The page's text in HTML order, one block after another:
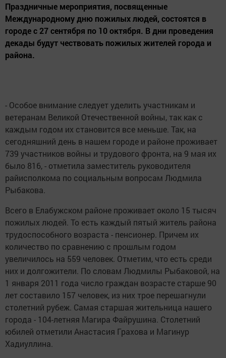
Праздничные мероприятия, посвященные
Международному дню пожилых людей, состоятся в
городе с 27 сентября по 10 октября. В дни проведения
декады будут чествовать пожилых жителей города и
района.
- Особое внимание следует уделить участникам и
ветеранам Великой Отечественной войны, так как с
каждым годом их становится все меньше. Так, на
сегодняшний день в нашем городе и районе проживает
739 участников войны и трудового фронта, на 9 мая их
было 816, - отметила заместитель руководителя
райисполкома по социальным вопросам Людмила
Рыбакова.
Всего в Елабужском районе проживает около 15 тысяч
пожилых людей. То есть каждый пятый житель района
трудоспособного возраста - пенсионер. Причем их
количество по сравнению с прошлым годом
увеличилось на 559 человек. Отметим, что есть среди
них и долгожители. По словам Людмилы Рыбаковой, на
1 января 2011 года число граждан возрасте старше 90
лет составило 157 человек, из них трое перешагнули
столетний рубеж. Самая старшая жительница нашего
города - 104-летняя Магира Файрушина. Столетний
юбилей отметили Анастасия Грахова и Магинур
Хадиуллина.